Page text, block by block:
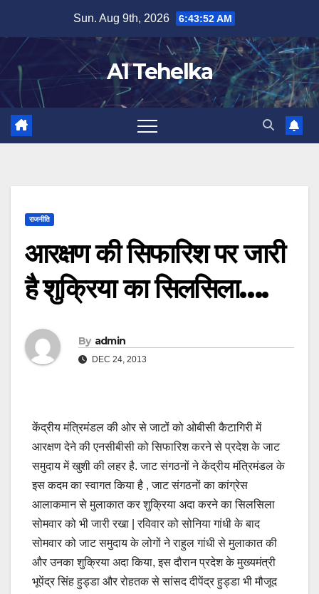
content
Sun. Aug 9th, 2026 6:43:52 AM
A1 Tehelka
राजनीति
आरक्षण की सिफारिश पर जारी
है शुक्रिया का सिलसिला….
By admin
DEC 24, 2013
केंद्रीय मंत्रिमंडल की ओर से जाटों को ओबीसी कैटागिरी में
आरक्षण देने की एनसीबीसी को सिफारिश करने से प्रदेश के जाट
समुदाय में खुशी की लहर है. जाट संगठनों ने केंद्रीय मंत्रिमंडल के
इस कदम का स्वागत किया है , जाट संगठनों का कांग्रेस
आलाकमान से मुलाकात कर शुक्रिया अदा करने का सिलसिला
सोमवार को भी जारी रखा | रविवार को सोनिया गांधी के बाद
सोमवार को जाट समुदाय के लोगों ने राहुल गांधी से मुलाकात की
और उनका शुक्रिया अदा किया, इस दौरान प्रदेश के मुख्यमंत्री
भूपेंद्र सिंह हुड्डा और रोहतक से सांसद दीपेंद्र हुड्डा भी मौजूद